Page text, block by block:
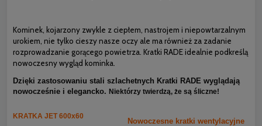
Kominek, kojarzony zwykle z ciepłem, nastrojem i niepowtarzalnym
urokiem, nie tylko cieszy nasze oczy ale ma również za zadanie
rozprowadzanie gorącego powietrza. Kratki RADE idealnie podkreślą
nowoczesny wygląd kominka.
Dzięki zastosowaniu stali szlachetnych Kratki RADE wyglądają
nowocześnie i elegancko. Niektórzy twierdzą, że są śliczne!
KRATKA JET 600x60
Nowoczesne kratki wentylacyjne